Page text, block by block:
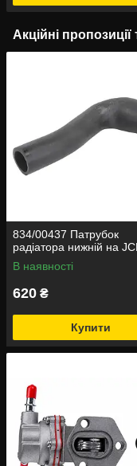
Акційні
834/00437 Патрубок
радіатора нижній на
В наявності
620 ₴
Купити